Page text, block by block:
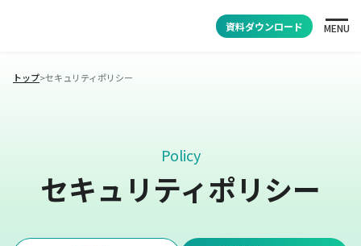
資料ダウンロード MENU
トップ>セキュリティポリシー
Policy
セキュリティポリシー